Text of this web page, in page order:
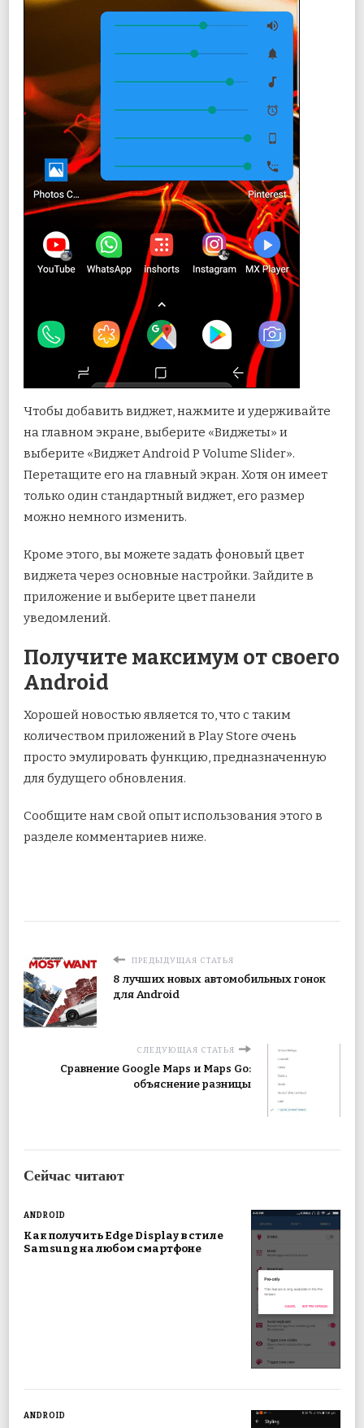
Чтобы добавить виджет, нажмите и удерживайте
на главном экране, выберите «Виджеты» и
выберите «Виджет Android P Volume Slider».
Перетащите его на главный экран. Хотя он имеет
только один стандартный виджет, его размер
можно немного изменить.
Кроме этого, вы можете задать фоновый цвет
виджета через основные настройки. Зайдите в
приложение и выберите цвет панели
уведомлений.
Получите максимум от своего
Android
Хорошей новостью является то, что с таким
количеством приложений в Play Store очень
просто эмулировать функцию, предназначенную
для будущего обновления.
Сообщите нам свой опыт использования этого в
разделе комментариев ниже.
ПРЕДЫДУЩАЯ СТАТЬЯ
8 лучших новых автомобильных гонок
для Android
СЛЕДУЮЩАЯ СТАТЬЯ
Сравнение Google Maps и Maps Go:
объяснение разницы
Сейчас читают
ANDROID
Как получить Edge Display в стиле
Samsung на любом смартфоне
ANDROID